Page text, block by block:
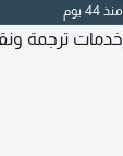
منذ 44 يوم
خدمات ترجمة